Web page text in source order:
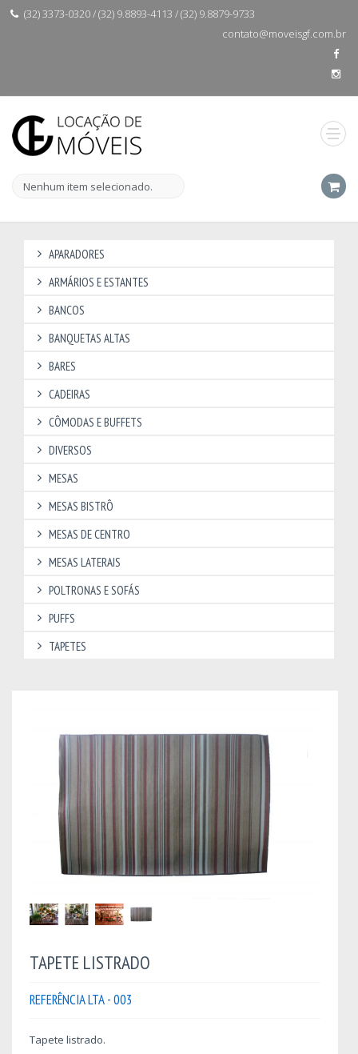
(32) 3373-0320 / (32) 9.8893-4113 / (32) 9.8879-9733
contato@moveisgf.com.br
Nenhum item selecionado.
APARADORES
ARMÁRIOS E ESTANTES
BANCOS
BANQUETAS ALTAS
BARES
CADEIRAS
CÔMODAS E BUFFETS
DIVERSOS
MESAS
MESAS BISTRÔ
MESAS DE CENTRO
MESAS LATERAIS
POLTRONAS E SOFÁS
PUFFS
TAPETES
TAPETE LISTRADO
REFERÊNCIA LTA - 003
Tapete listrado.